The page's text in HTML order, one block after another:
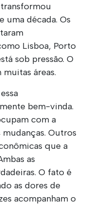
uma década. Os
Lisboa, Porto
sob pressão. O
áreas.
bem-vinda.
com a
Outros
que a
as
O fato é
as dores de
acompanham o